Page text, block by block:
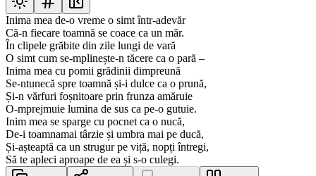
Inima mea de-o vreme o simt într-adevăr
Că-n fiecare toamnă se coace ca un măr.
În clipele grăbite din zile lungi de vară
O simt cum se-mplinește-n tăcere ca o pară –
Inima mea cu pomii grădinii dimpreună
Se-ntunecă spre toamnă și-i dulce ca o prună,
Și-n vărfuri foșnitoare prin frunza amăruie
O-mprejmuie lumina de sus ca pe-o gutuie.
Inim mea se sparge cu pocnet ca o nucă,
De-i toamnamai târzie și umbra mai pe ducă,
Și-așteaptă ca un strugur pe viță, nopți întregi,
Să te apleci aproape de ea și s-o culegi.